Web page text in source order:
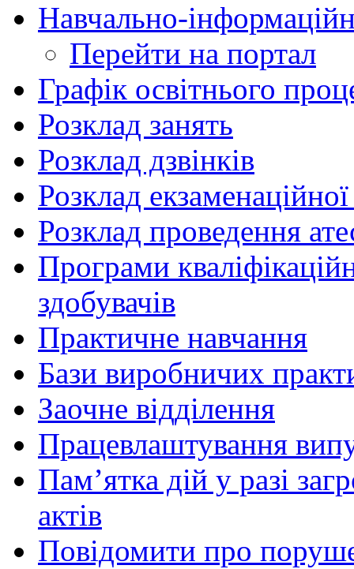
Навчально-
Перейти на портал
Графік освітнього
Розклад занять
Розклад дзвінків
Розклад екзаменаційної
Розклад проведення
Програми
здобувачів
Практичне навчання
Бази виробничих
Заочне відділення
Працевлаштування
Пам’ятка дій у разі
актів
Повідомити про